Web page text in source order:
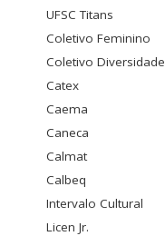
UFSC Titans
Coletivo Feminino
Coletivo Diversidade
Catex
Caema
Caneca
Calmat
Calbeq
Intervalo Cultural
Licen Jr.